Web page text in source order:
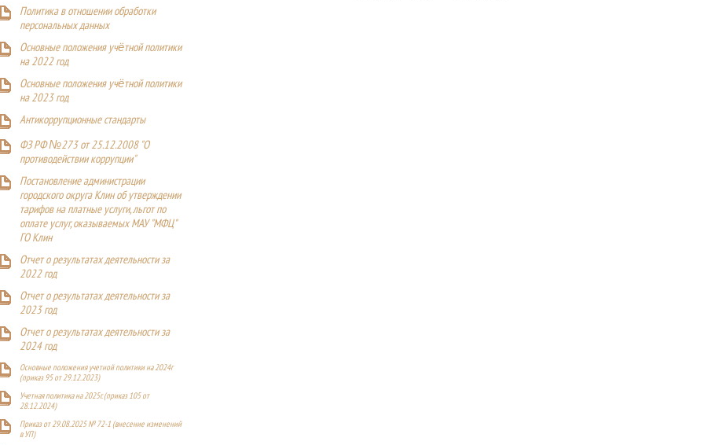
Политика в отношении обработки
персональных данных
Основные положения учётной политики
на 2022 год
Основные положения учётной политики
на 2023 год
Антикоррупционные стандарты
ФЗ РФ №273 от 25.12.2008 "О
противодействии коррупции"
Постановление администрации
городского округа Клин об утверждении
тарифов на платные услуги, льгот по
оплате услуг, оказываемых МАУ "МФЦ"
ГО Клин
Отчет о результатах деятельности за
2022 год
Отчет о результатах деятельности за
2023 год
Отчет о результатах деятельности за
2024 год
Основные положения учетной политики на 2024г
(приказ 95 от 29.12.2023)
Учетная политика на 2025г. (приказ 105 от
28.12.2024)
Приказ от 29.08.2025 № 72-1 (внесение изменений
в УП)